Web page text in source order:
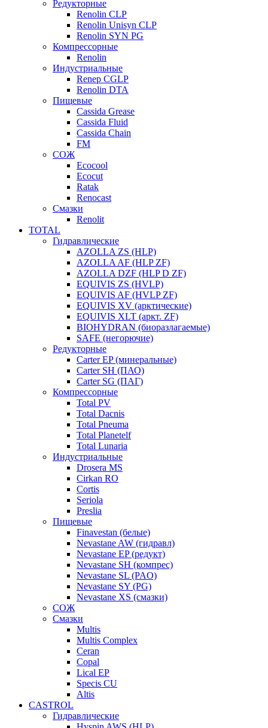
Редукторные
Renolin CLP
Renolin Unisyn CLP
Renolin SYN PG
Компрессорные
Renolin
Индустриальные
Renep CGLP
Renolin DTA
Пищевые
Cassida Grease
Cassida Fluid
Cassida Chain
FM
СОЖ
Ecocool
Ecocut
Ratak
Renocast
Смазки
Renolit
TOTAL
Гидравлические
AZOLLA ZS (HLP)
AZOLLA AF (HLP ZF)
AZOLLA DZF (HLP D ZF)
EQUIVIS ZS (HVLP)
EQUIVIS AF (HVLP ZF)
EQUIVIS XV (арктические)
EQUIVIS XLT (аркт. ZF)
BIOHYDRAN (биоразлагаемые)
SAFE (негорючие)
Редукторные
Carter EP (минеральные)
Carter SH (ПАО)
Carter SG (ПАГ)
Компрессорные
Total PV
Total Dacnis
Total Pneuma
Total Planetelf
Total Lunaria
Индустриальные
Drosera MS
Cirkan RO
Cortis
Seriola
Preslia
Пищевые
Finavestan (белые)
Nevastane AW (гидравл)
Nevastane EP (редукт)
Nevastane SH (компрес)
Nevastane SL (PAO)
Nevastane SY (PG)
Nevastane XS (смазки)
СОЖ
Смазки
Multis
Multis Complex
Ceran
Copal
Lical EP
Specis CU
Altis
CASTROL
Гидравлические